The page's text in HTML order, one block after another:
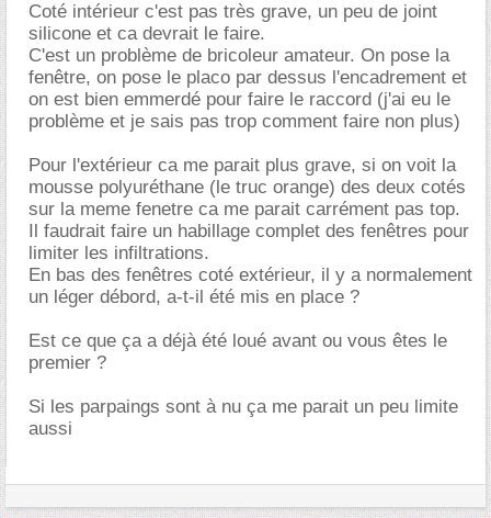
Coté intérieur c'est pas très grave, un peu de joint
silicone et ca devrait le faire.
C'est un problème de bricoleur amateur. On pose la
fenêtre, on pose le placo par dessus l'encadrement et
on est bien emmerdé pour faire le raccord (j'ai eu le
problème et je sais pas trop comment faire non plus)
Pour l'extérieur ca me parait plus grave, si on voit la
mousse polyuréthane (le truc orange) des deux cotés
sur la meme fenetre ca me parait carrément pas top.
Il faudrait faire un habillage complet des fenêtres pour
limiter les infiltrations.
En bas des fenêtres coté extérieur, il y a normalement
un léger débord, a-t-il été mis en place ?
Est ce que ça a déjà été loué avant ou vous êtes le
premier ?
Si les parpaings sont à nu ça me parait un peu limite
aussi